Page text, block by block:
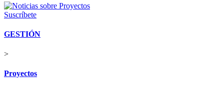
Suscríbete
GESTIÓN
>
Proyectos